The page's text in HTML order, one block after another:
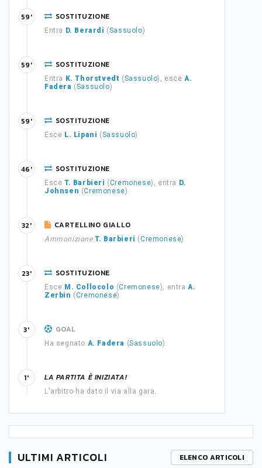
SOSTITUZIONE
Entra D. Berardi (Sassuolo)
59'
SOSTITUZIONE
Entra K. Thorstvedt (Sassuolo), esceA.
Fadera (Sassuolo)
59'
SOSTITUZIONE
Esce L. Lipani (Sassuolo)
59'
SOSTITUZIONE
Esce T. Barbieri (Cremonese), entra
D.
Johnsen (Cremonese)
46'
CARTELLINO GIALLO
Ammonizione T. Barbieri (Cremonese)
32'
SOSTITUZIONE
Esce M. Collocolo (Cremonese), entraA.
Zerbin (Cremonese)
23'
GOAL
Ha segnato A. Fadera (Sassuolo)
3'
LA PARTITA È INIZIATA!
L'arbitro ha dato il via alla gara.
1'
ULTIMI ARTICOLI ELENCO ARTICOLI